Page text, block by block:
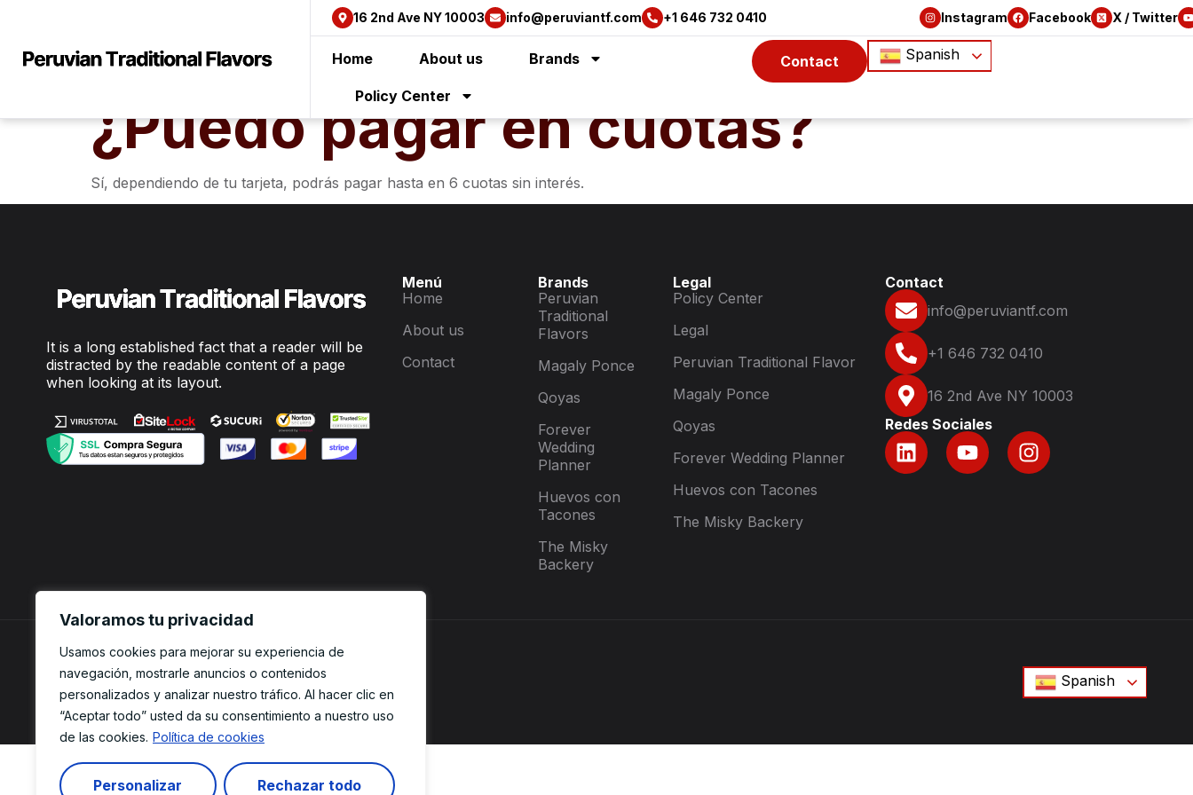
Valoramos tu privacidad
Usamos cookies para mejorar su experiencia de
navegación, mostrarle anuncios o contenidos
personalizados y analizar nuestro tráfico. Al hacer clic en
“Aceptar todo” usted da su consentimiento a nuestro uso
de las cookies. Política de cookies
Personalizar Rechazar todo
16 2nd Ave NY 10003 info@peruviantf.com +1 646 732 0410 Instagram Facebook X / Twitter
Home About us Brands
Policy Center
Contact Spanish
¿Puedo pagar en cuotas?
Sí, dependiendo de tu tarjeta, podrás pagar hasta en 6 cuotas sin interés.
It is a long established fact that a reader will be
distracted by the readable content of a page
when looking at its layout.
Menú
Home
About us
Contact
Brands
Peruvian
Traditional
Flavors
Magaly Ponce
Qoyas
Forever
Wedding
Planner
Huevos con
Tacones
The Misky
Backery
Legal
Policy Center
Legal
Peruvian Traditional Flavor
Magaly Ponce
Qoyas
Forever Wedding Planner
Huevos con Tacones
The Misky Backery
Contact
info@peruviantf.com
+1 646 732 0410
16 2nd Ave NY 10003
Redes Sociales
© 2025 Ecommerce. Todos los derechos reservados. Spanish